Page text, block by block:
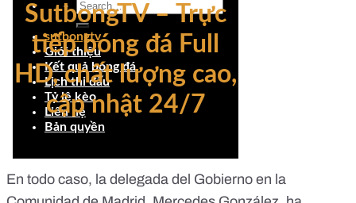
En todo caso, la delegada del Gobierno en la